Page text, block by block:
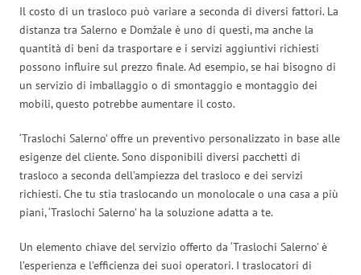
Il costo di un trasloco può variare a seconda di diversi fattori. La
distanza tra Salerno e Domžale è uno di questi, ma anche la
quantità di beni da trasportare e i servizi aggiuntivi richiesti
possono influire sul prezzo finale. Ad esempio, se hai bisogno di
un servizio di imballaggio o di smontaggio e montaggio dei
mobili, questo potrebbe aumentare il costo.
‘Traslochi Salerno’ offre un preventivo personalizzato in base alle
esigenze del cliente. Sono disponibili diversi pacchetti di
trasloco a seconda dell’ampiezza del trasloco e dei servizi
richiesti. Che tu stia traslocando un monolocale o una casa a più
piani, ‘Traslochi Salerno’ ha la soluzione adatta a te.
Un elemento chiave del servizio offerto da ‘Traslochi Salerno’ è
l’esperienza e l’efficienza dei suoi operatori. I traslocatori di